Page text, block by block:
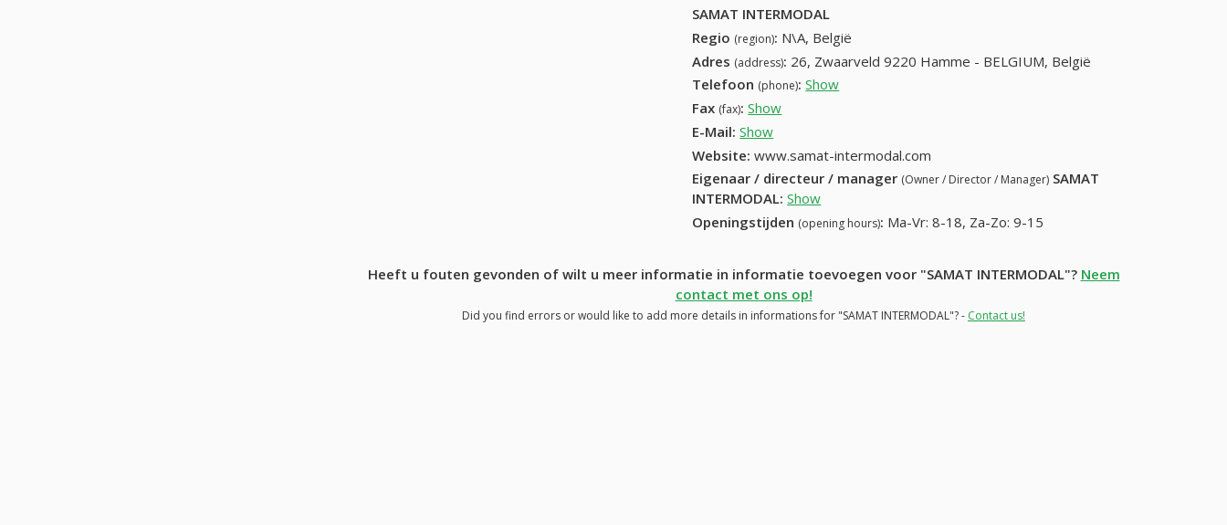
SAMAT INTERMODAL
Regio (region): N\A, België
Adres (address): 26, Zwaarveld 9220 Hamme - BELGIUM, België
Telefoon (phone): Show
Fax (fax): Show
E-Mail: Show
Website: www.samat-intermodal.com
Eigenaar / directeur / manager (Owner / Director / Manager) SAMAT
INTERMODAL: Show
Openingstijden (opening hours): Ma-Vr: 8-18, Za-Zo: 9-15
Heeft u fouten gevonden of wilt u meer informatie in informatie toevoegen voor "SAMAT INTERMODAL"? Neem
contact met ons op!
Did you find errors or would like to add more details in informations for "SAMAT INTERMODAL"? - Contact us!